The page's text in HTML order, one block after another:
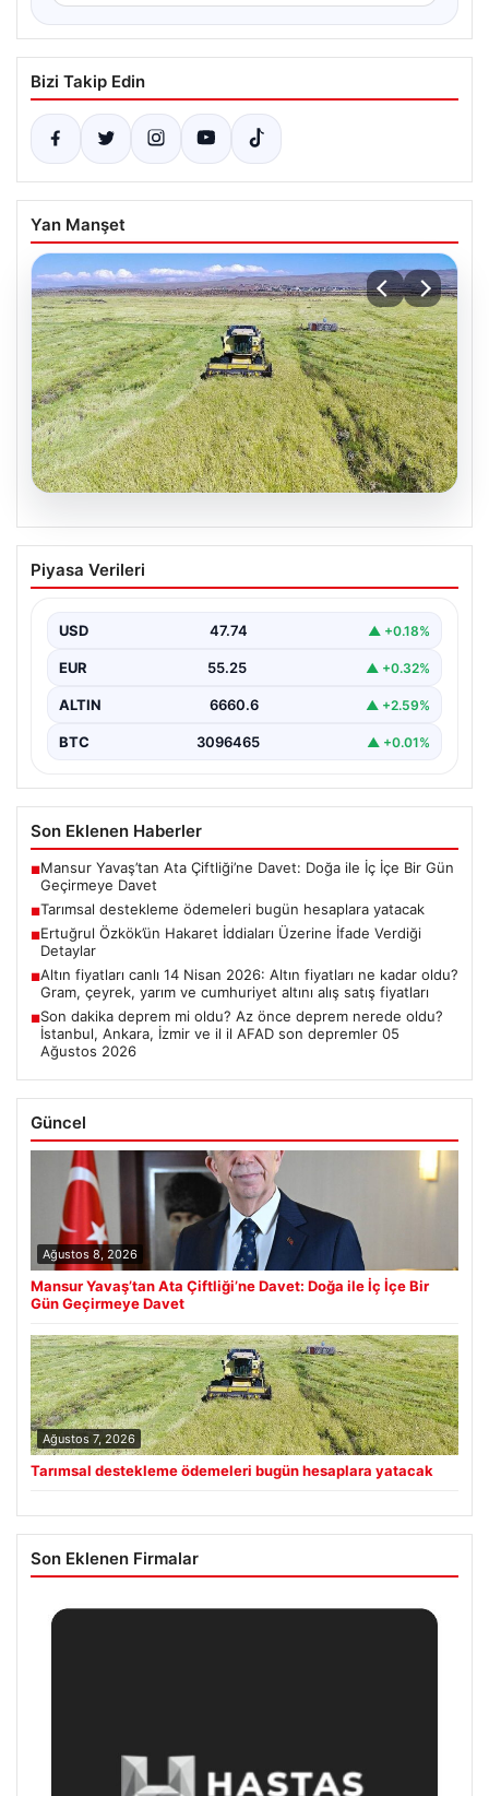
Bizi Takip Edin
Yan Manşet
07.08.2026
Tarımsal destekleme ödemeleri bugün
hesaplara yatacak
Piyasa Verileri
USD 47.74 ▲ +0.18%
EUR 55.25 ▲ +0.32%
ALTIN 6660.6 ▲ +2.59%
BTC 3096465 ▲ +0.01%
Son Eklenen Haberler
■Mansur Yavaş’tan Ata Çiftliği’ne Davet: Doğa ile İç İçe Bir Gün
Geçirmeye Davet
■Tarımsal destekleme ödemeleri bugün hesaplara yatacak
■Ertuğrul Özkök’ün Hakaret İddiaları Üzerine İfade Verdiği
Detaylar
■Altın fiyatları canlı 14 Nisan 2026: Altın fiyatları ne kadar oldu?
Gram, çeyrek, yarım ve cumhuriyet altını alış satış fiyatları
■Son dakika deprem mi oldu? Az önce deprem nerede oldu?
İstanbul, Ankara, İzmir ve il il AFAD son depremler 05
Ağustos 2026
Güncel
Ağustos 8, 2026
Mansur Yavaş’tan Ata Çiftliği’ne Davet: Doğa ile İç İçe Bir
Gün Geçirmeye Davet
Ağustos 7, 2026
Tarımsal destekleme ödemeleri bugün hesaplara yatacak
Son Eklenen Firmalar